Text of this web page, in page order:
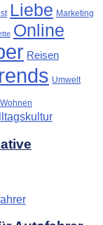
Liebe Marketing
Online
Reisen
Umwelt
Wohnen